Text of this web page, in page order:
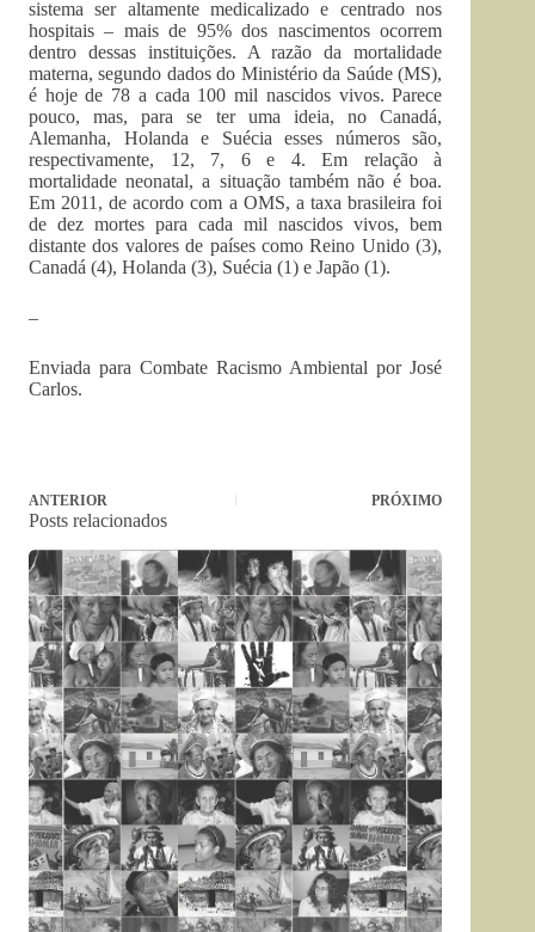
sistema ser altamente medicalizado e centrado nos
hospitais – mais de 95% dos nascimentos ocorrem
dentro dessas instituições. A razão da mortalidade
materna, segundo dados do Ministério da Saúde (MS),
é hoje de 78 a cada 100 mil nascidos vivos. Parece
pouco, mas, para se ter uma ideia, no Canadá,
Alemanha, Holanda e Suécia esses números são,
respectivamente, 12, 7, 6 e 4. Em relação à
mortalidade neonatal, a situação também não é boa.
Em 2011, de acordo com a OMS, a taxa brasileira foi
de dez mortes para cada mil nascidos vivos, bem
distante dos valores de países como Reino Unido (3),
Canadá (4), Holanda (3), Suécia (1) e Japão (1).
–
Enviada para Combate Racismo Ambiental por José
Carlos.
ANTERIOR PRÓXIMO
Posts relacionados